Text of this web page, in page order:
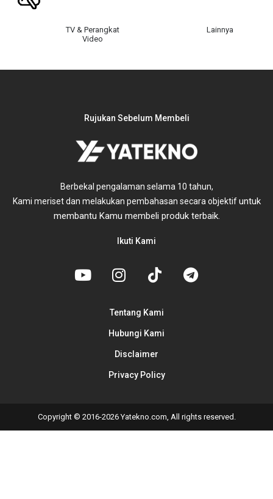
TV & Perangkat
Video
Lainnya
Rujukan Sebelum Membeli
Berbekal pengalaman selama 10 tahun,
Kami meriset dan melakukan pembahasan secara objektifuntuk
membantu Kamu membeli produk terbaik.
Ikuti Kami
Tentang Kami
Hubungi Kami
Disclaimer
Privacy Policy
Copyright © 2016-2026 Yatekno.com, All rights reserved.